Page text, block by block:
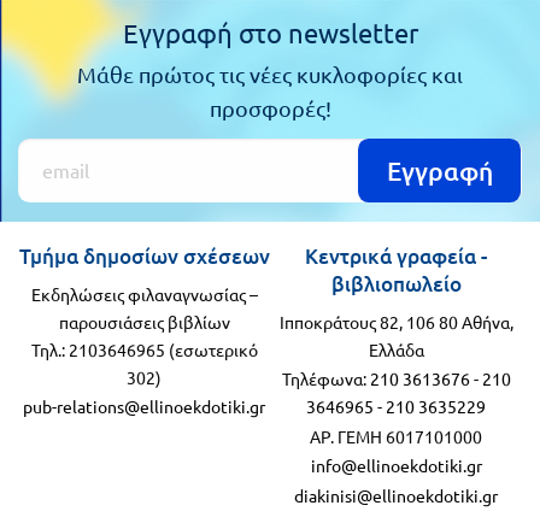
Εγγραφή στο newsletter
Μάθε πρώτος τις νέες κυκλοφορίες και
προσφορές!
Εγγραφή
Κεντρικά γραφεία -
βιβλιοπωλείο
Ιπποκράτους 82, 106 80 Αθήνα,
Ελλάδα
Τηλέφωνα: 210 3613676- 210
3646965 - 210 3635229
ΑΡ. ΓΕΜΗ 6017101000
info@ellinoekdotiki.gr
diakinisi@ellinoekdotiki.gr
Τμήμα δημοσίων σχέσεων
Εκδηλώσεις φιλαναγνωσίας –
παρουσιάσεις βιβλίων
Τηλ.: 2103646965 (εσωτερικό
302)
pub-relations@ellinoekdotiki.gr